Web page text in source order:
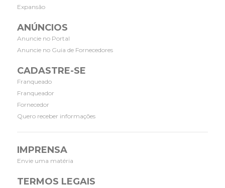
Expansão
ANÚNCIOS
Anuncie no Portal
Anuncie no Guia de Fornecedores
CADASTRE-SE
Franqueado
Franqueador
Fornecedor
Quero receber informações
IMPRENSA
Envie uma matéria
TERMOS LEGAIS